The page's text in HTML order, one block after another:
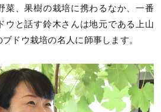
菜、果樹の栽培に携わるなか、一番
ウと話す鈴木さんは地元である上山
ドウ栽培の名人に師事します。